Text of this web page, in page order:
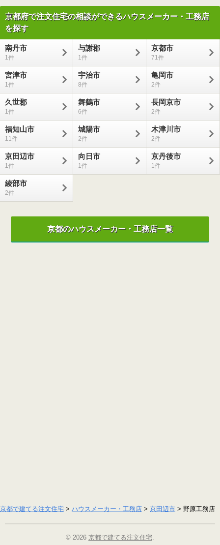
京都府で注文住宅の相談ができるハウスメーカー・工務店
を探す
南丹市
1
与謝郡
1
京都市
71
宮津市
1
宇治市
8
亀岡市
2
久世郡
1
舞鶴市
6
長岡京市
2
福知山市
11
城陽市
2
木津川市
2
京田辺市
1
向日市
1
京丹後市
1
綾部市
2
京都のハウスメーカー・工務店一覧
京都で建てる注文住宅 > ハウスメーカー・工務店 > 京田辺市 > 野原工務店
© 2026 京都で建てる注文住宅.